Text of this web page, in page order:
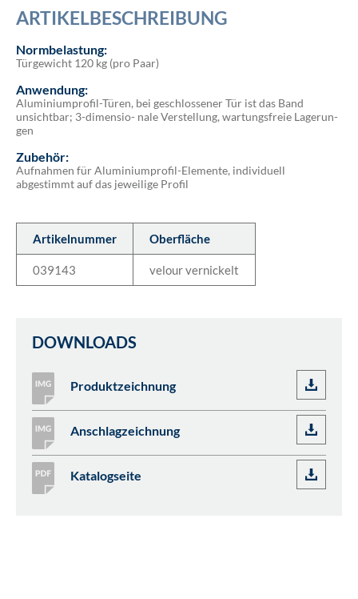
ARTIKELBESCHREIBUNG
Normbelastung:
Türgewicht 120 kg (pro Paar)
Anwendung:
Aluminiumprofil-Türen, bei geschlossener Tür ist das Band
unsichtbar; 3-dimensio- nale Verstellung, wartungsfreie Lagerun-
gen
Zubehör:
Aufnahmen für Aluminiumprofil-Elemente, individuell
abgestimmt auf das jeweilige Profil
Artikelnummer Oberfläche
039143 velour vernickelt
DOWNLOADS
Produktzeichnung
Anschlagzeichnung
Katalogseite